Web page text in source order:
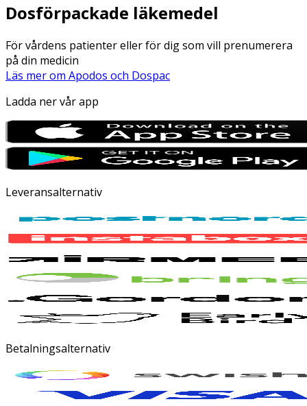
Dosförpackade läkemedel
För vårdens patienter eller för dig som vill prenumerera
på din medicin
Läs mer om Apodos och Dospac
Ladda ner vår app
Leveransalternativ
Betalningsalternativ